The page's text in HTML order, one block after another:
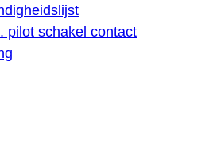
pilot schakel contact